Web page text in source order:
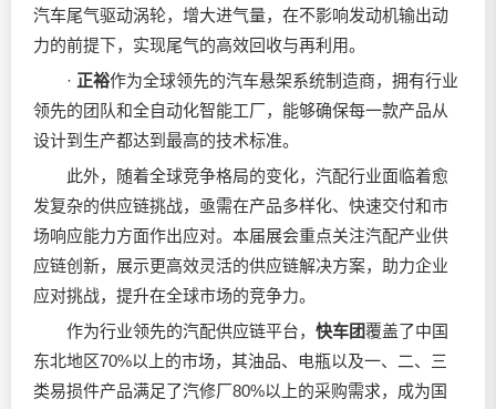
汽车尾气驱动涡轮，增大进气量，在不影响发动机输出动
力的前提下，实现尾气的高效回收与再利用。
· 正裕作为全球领先的汽车悬架系统制造商，拥有行业
领先的团队和全自动化智能工厂，能够确保每一款产品从
设计到生产都达到最高的技术标准。
此外，随着全球竞争格局的变化，汽配行业面临着愈
发复杂的供应链挑战，亟需在产品多样化、快速交付和市
场响应能力方面作出应对。本届展会重点关注汽配产业供
应链创新，展示更高效灵活的供应链解决方案，助力企业
应对挑战，提升在全球市场的竞争力。
作为行业领先的汽配供应链平台， 快车团覆盖了中国
东北地区70%以上的市场，其油品、电瓶以及一、二、三
类易损件产品满足了汽修厂80%以上的采购需求，成为国